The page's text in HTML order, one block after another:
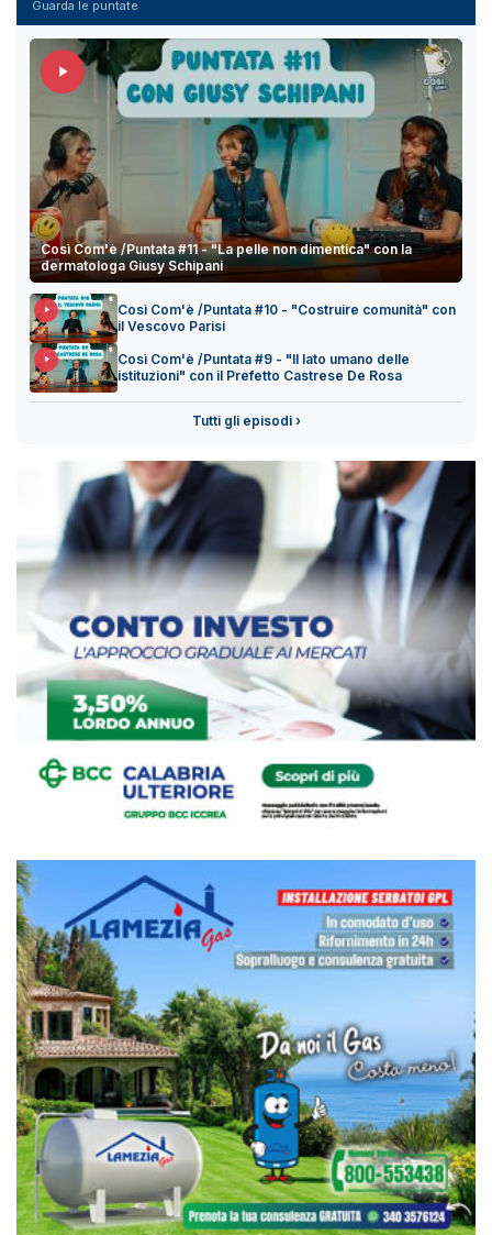
Guarda le puntate
Così Com'è /Puntata #11 - "La pelle non dimentica" con la
dermatologa Giusy Schipani
Così Com'è /Puntata #10 - "Costruire comunità" con
il Vescovo Parisi
Così Com'è /Puntata #9 - "Il lato umano delle
istituzioni" con il Prefetto Castrese De Rosa
Tutti gli episodi ›